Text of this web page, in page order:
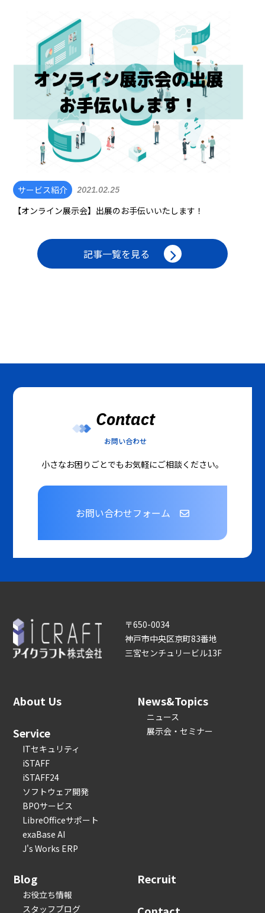
サービス紹介 2021.02.25
【オンライン展示会】出展のお手伝いいたします！
記事一覧を見る
Contact
お問い合わせ
小さなお困りごとでもお気軽にご相談ください。
お問い合わせフォーム
〒650-0034
神戸市中央区京町83番地
三宮センチュリービル13F
About Us
Service
ITセキュリティ
iSTAFF
iSTAFF24
ソフトウェア開発
BPOサービス
LibreOfficeサポート
exaBase AI
J's Works ERP
News&Topics
ニュース
展示会・セミナー
Blog
お役立ち情報
スタッフブログ
Recruit